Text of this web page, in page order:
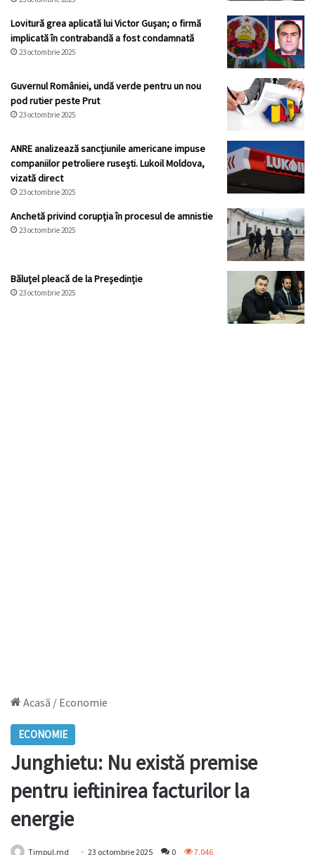
Lovitură grea aplicată lui Victor Gușan; o firmă
implicată în contrabandă a fost condamnată
23 octombrie 2025
Guvernul României, undă verde pentru un nou
pod rutier peste Prut
23 octombrie 2025
ANRE analizează sancțiunile americane impuse
companiilor petroliere rusești. Lukoil Moldova,
vizată direct
23 octombrie 2025
Anchetă privind corupția în procesul de amnistie
23 octombrie 2025
Băluțel pleacă de la Președinție
23 octombrie 2025